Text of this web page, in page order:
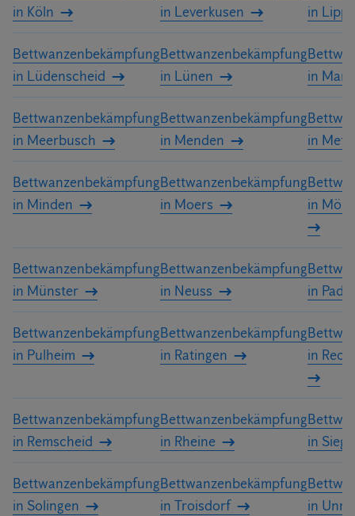
in Köln
in Leverkusen
in
Bettwanzenbekämpfung
in Lüdenscheid
Bettwanzenbekämpfung
in Lünen
in Marl
Bettwanzenbekämpfung
in Meerbusch
Bettwanzenbekämpfung
in Menden
in
Bettwanzenbekämpfung
in Minden
Bettwanzenbekämpfung
in Moers
in
Bettwanzenbekämpfung
in Münster
Bettwanzenbekämpfung
in Neuss
in
Bettwanzenbekämpfung
in Pulheim
Bettwanzenbekämpfung
in Ratingen
in
Bettwanzenbekämpfung
in Remscheid
Bettwanzenbekämpfung
in Rheine
in
Bettwanzenbekämpfung
in Solingen
Bettwanzenbekämpfung
in Troisdorf
in Unna